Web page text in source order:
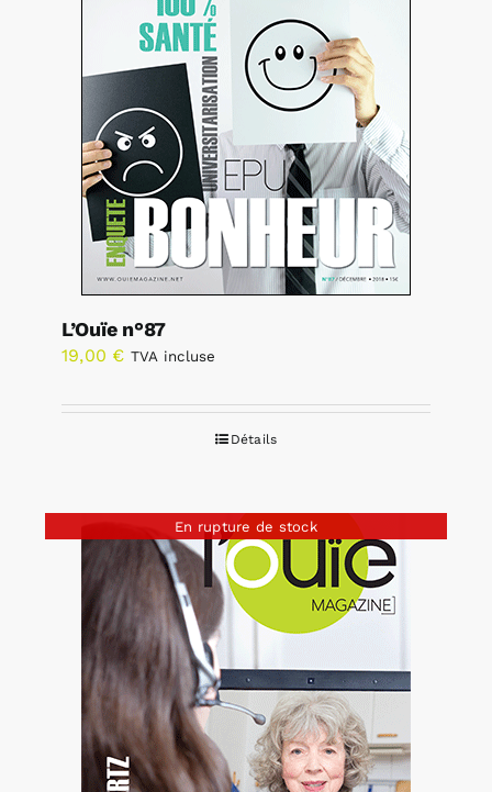
L’Ouïe n°87
19,00 € TVA incluse
Détails
En rupture de stock